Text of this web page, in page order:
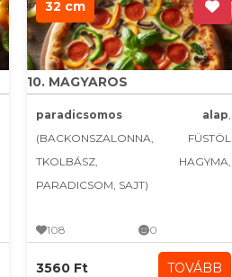
32 cm
10. MAGYAROS
paradicsomos alap,
(BACKONSZALONNA, FÜSTÖL
TKOLBÁSZ, HAGYMA,
PARADICSOM, SAJT)
108 0
3560 Ft TOVÁBB